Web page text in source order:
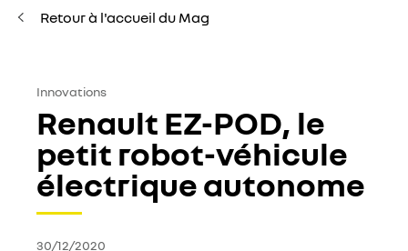
Autour de Renault
Innovations
Financement
Retour à l'accueil du Mag
Innovations
Renault EZ-POD, le
petit robot-véhicule
électrique autonome
30/12/2020